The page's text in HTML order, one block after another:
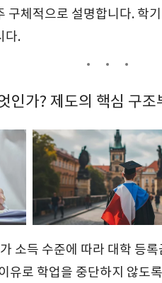
구체적으로 설명합니다. 학
다.
인가? 제도의 핵심 구조
소득 수준에 따라 대학 등
유로 학업을 중단하지 않도